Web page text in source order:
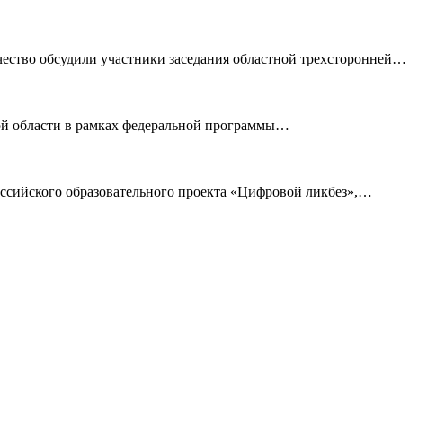
обсудили участники заседания областной трехсторонней…
области в рамках федеральной программы…
образовательного проекта «Цифровой ликбез»,…